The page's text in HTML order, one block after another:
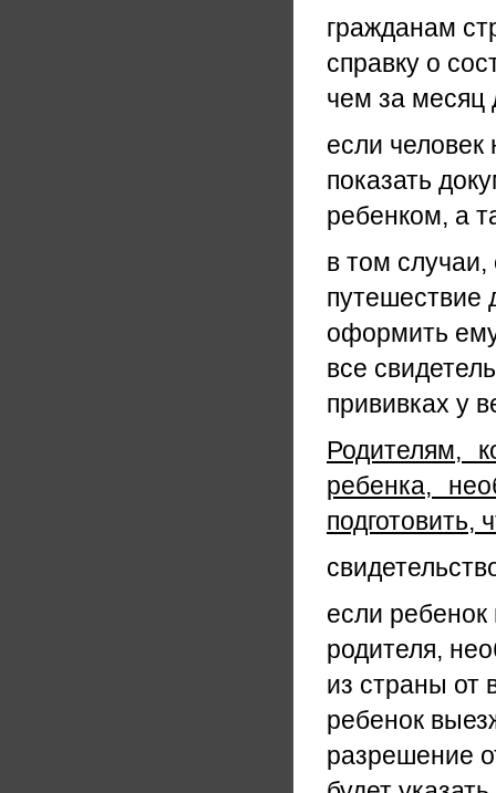
гражданам
справку о
чем за
если человек
показать
ребенком, а
в том
путешествие
оформить
все
прививках у
Родителям,
ребенка,
подготовить,
если ребенок
родителя,
из страны от
ребенок
разрешение